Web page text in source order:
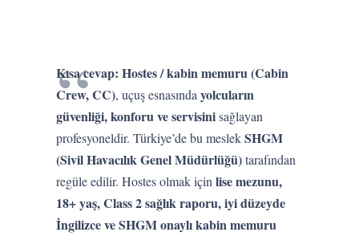
Kısa cevap: Hostes / kabin memuru (Cabin
Crew, CC), uçuş esnasındayolcuların
güvenliği, konforu ve servisinisağlayan
profesyoneldir. Türkiye’de bu meslekSHGM
(Sivil Havacılık Genel Müdürlüğü)tarafından
regüle edilir. Hostes olmak içinlise mezunu,
18+ yaş, Class 2 sağlık raporu, iyi düzeyde
İngilizce ve SHGM onaylı kabin memuru